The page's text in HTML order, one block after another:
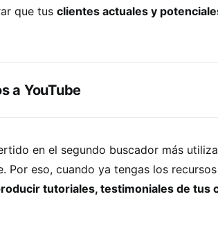
que tus clientes actuales y
a YouTube
en el segundo buscador más
Por eso, cuando ya tengas los
tutoriales, testimoniales de tus